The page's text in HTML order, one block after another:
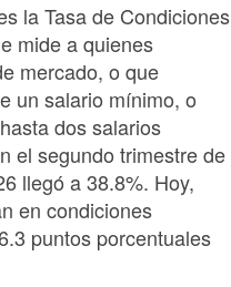
la Tasa de Condiciones
mide a quienes
mercado, o que
un salario mínimo, o
dos salarios
el segundo trimestre de
llegó a 38.8%. Hoy,
en condiciones
puntos porcentuales